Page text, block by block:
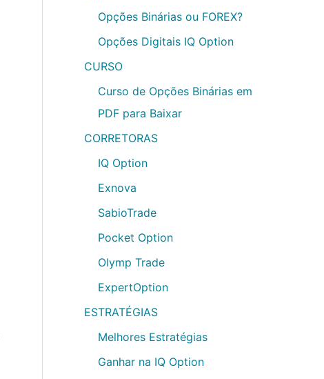
Opções Binárias ou FOREX?
Opções Digitais IQ Option
CURSO
Curso de Opções Binárias em
PDF para Baixar
CORRETORAS
IQ Option
Exnova
SabioTrade
Pocket Option
Olymp Trade
ExpertOption
ESTRATÉGIAS
Melhores Estratégias
Ganhar na IQ Option